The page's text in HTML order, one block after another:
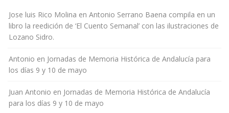
Jose luis Rico Molina en Antonio Serrano Baena compila en un
libro la reedición de ‘El Cuento Semanal’ con las ilustraciones de
Lozano Sidro.
Antonio en Jornadas de Memoria Histórica de Andalucía para
los días 9 y 10 de mayo
Juan Antonio en Jornadas de Memoria Histórica de Andalucía
para los días 9 y 10 de mayo